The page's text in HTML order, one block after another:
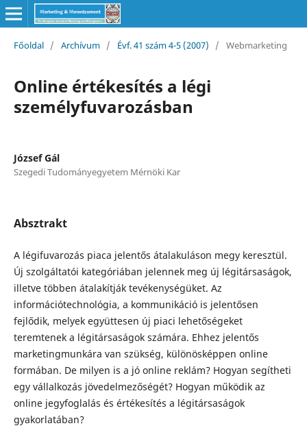
Főoldal / Archívum / Évf. 41 szám 4-5 (2007) / Webmarketing
Online értékesítés a légi
személyfuvarozásban
József Gál
Szegedi Tudományegyetem Mérnöki Kar
Absztrakt
A légifuvarozás piaca jelentős átalakuláson megy keresztül.
Új szolgáltatói kategóriában jelennek meg új légitársaságok,
illetve többen átalakítják tevékenységüket. Az
információtechnológia, a kommunikáció is jelentősen
fejlődik, melyek együttesen új piaci lehetőségeket
teremtenek a légitársaságok számára. Ehhez jelentős
marketingmunkára van szükség, különösképpen online
formában. De milyen is a jó online reklám? Hogyan segítheti
egy vállalkozás jövedelmezőségét? Hogyan működik az
online jegyfoglalás és értékesítés a légitársaságok
gyakorlatában?